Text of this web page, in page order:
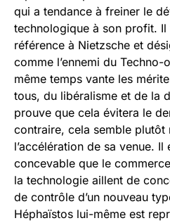
qui a tendance à freiner le
technologique à son profit.
référence à Nietzsche et
comme l’ennemi du
même temps vante les
tous, du libéralisme et de la
prouve que cela évitera le
contraire, cela semble plutôt
l’accélération de sa venue.
concevable que le
la technologie aillent de
de contrôle d’un nouveau
Héphaïstos lui-même est